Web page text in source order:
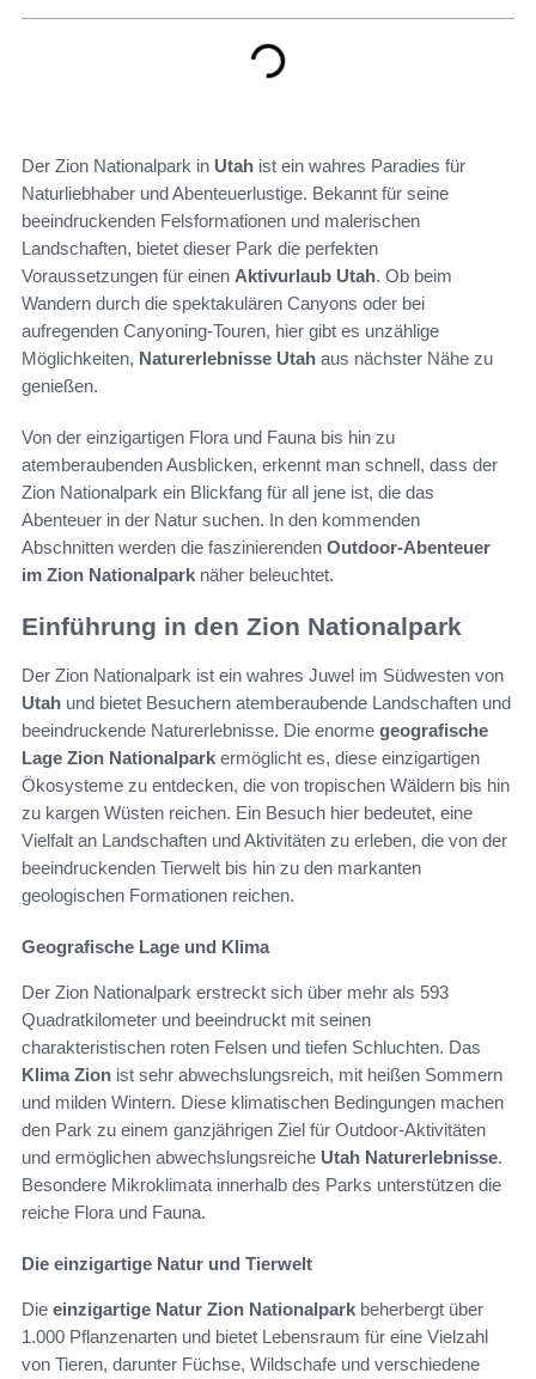
Der Zion Nationalpark in Utah ist ein wahres Paradies für
Naturliebhaber und Abenteuerlustige. Bekannt für seine
beeindruckenden Felsformationen und malerischen
Landschaften, bietet dieser Park die perfekten
Voraussetzungen für einen Aktivurlaub Utah. Ob beim
Wandern durch die spektakulären Canyons oder bei
aufregenden Canyoning-Touren, hier gibt es unzählige
Möglichkeiten, Naturerlebnisse Utah aus nächster Nähe zu
genießen.
Von der einzigartigen Flora und Fauna bis hin zu
atemberaubenden Ausblicken, erkennt man schnell, dass der
Zion Nationalpark ein Blickfang für all jene ist, die das
Abenteuer in der Natur suchen. In den kommenden
Abschnitten werden die faszinierenden Outdoor-Abenteuer
im Zion Nationalpark näher beleuchtet.
Einführung in den Zion Nationalpark
Der Zion Nationalpark ist ein wahres Juwel im Südwesten von
Utah und bietet Besuchern atemberaubende Landschaften und
beeindruckende Naturerlebnisse. Die enorme geografische
Lage Zion Nationalpark ermöglicht es, diese einzigartigen
Ökosysteme zu entdecken, die von tropischen Wäldern bis hin
zu kargen Wüsten reichen. Ein Besuch hier bedeutet, eine
Vielfalt an Landschaften und Aktivitäten zu erleben, die von der
beeindruckenden Tierwelt bis hin zu den markanten
geologischen Formationen reichen.
Geografische Lage und Klima
Der Zion Nationalpark erstreckt sich über mehr als 593
Quadratkilometer und beeindruckt mit seinen
charakteristischen roten Felsen und tiefen Schluchten. Das
Klima Zion ist sehr abwechslungsreich, mit heißen Sommern
und milden Wintern. Diese klimatischen Bedingungen machen
den Park zu einem ganzjährigen Ziel für Outdoor-Aktivitäten
und ermöglichen abwechslungsreiche Utah Naturerlebnisse.
Besondere Mikroklimata innerhalb des Parks unterstützen die
reiche Flora und Fauna.
Die einzigartige Natur und Tierwelt
Die einzigartige Natur Zion Nationalpark beherbergt über
1.000 Pflanzenarten und bietet Lebensraum für eine Vielzahl
von Tieren, darunter Füchse, Wildschafe und verschiedene